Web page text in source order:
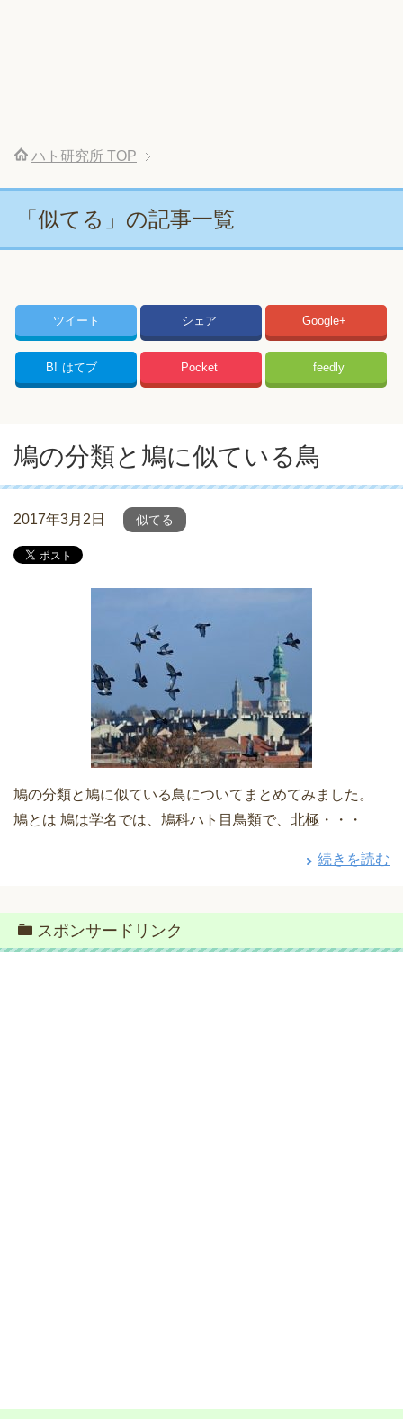
ハト研究所 TOP
「似てる」の記事一覧
ツイート シェア Google+
B! はてブ Pocket feedly
鳩の分類と鳩に似ている鳥
2017年3月2日 似てる
鳩の分類と鳩に似ている鳥についてまとめてみました。
鳩とは 鳩は学名では、鳩科ハト目鳥類で、北極・・・
続きを読む
スポンサードリンク